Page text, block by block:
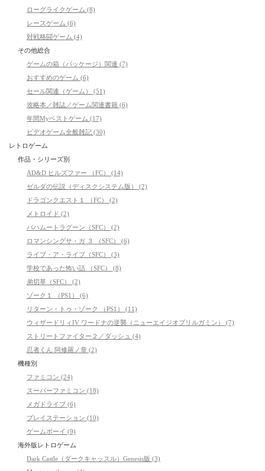
ローグライクゲーム (8)
レースゲーム (6)
対戦格闘ゲーム (4)
その他総合
ゲームの箱（パッケージ）関連 (7)
おすすめのゲーム (6)
セール関連（ゲーム） (51)
攻略本／雑誌／ゲーム関連書籍 (6)
年間Myベストゲーム (17)
ビデオゲーム全般雑記 (30)
レトロゲーム
作品・シリーズ別
AD&D ヒルズファー （FC） (14)
ゼルダの伝説（ディスクシステム版） (2)
ドラゴンクエスト１ （FC） (2)
メトロイド (2)
バハムートラグーン（SFC） (2)
ロマンシングサ・ガ ３ （SFC） (6)
ライブ・ア・ライブ（SFC） (3)
学校であった怖い話 （SFC） (8)
弟切草（SFC） (2)
ゾーク１ （PS1） (6)
リターン・トゥ・ゾーク （PS1） (11)
ウィザードリィIV ワードナの逆襲（ニューエイジオブリルガミン） (7)
ストリートファイター２／ダッシュ (4)
忍者くん 阿修羅ノ章 (2)
機種別
ファミコン (24)
スーパーファミコン (18)
メガドライブ (6)
プレイステーション (10)
ゲームボーイ (9)
海外版レトロゲーム
Dark Castle（ダークキャッスル）Genesis版 (3)